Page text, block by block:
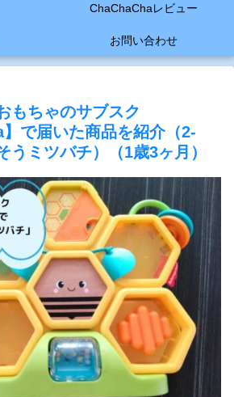
ChaChaChaレビュー
お問い合わせ
もちゃのサブスク
】で届いた商品を紹介（2-
うミツバチ）（1歳3ヶ月）